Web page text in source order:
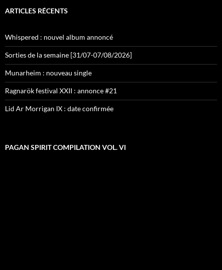
ARTICLES RÉCENTS
Whispered : nouvel album annoncé
Sorties de la semaine [31/07-07/08/2026]
Munarheim : nouveau single
Ragnarök festival XXII : annonce #21
Lid Ar Morrigan IX : date confirmée
PAGAN SPIRIT COMPILATION VOL. VI